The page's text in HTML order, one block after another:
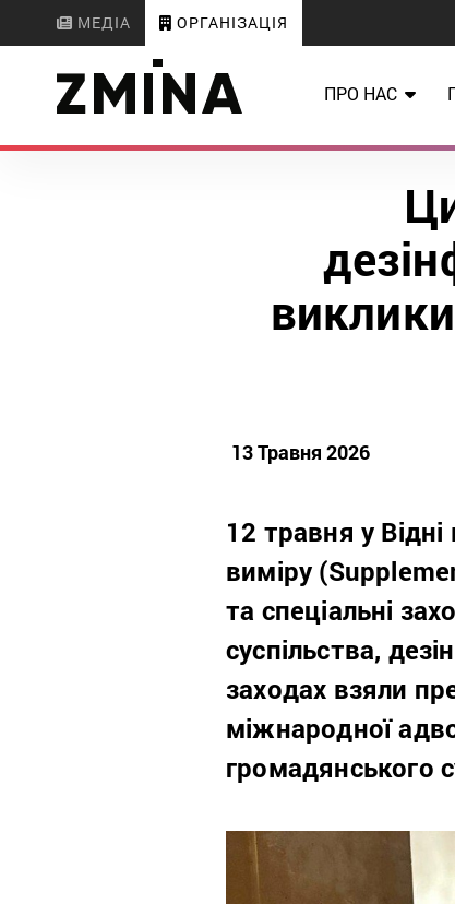
МЕДІА ОРГАНІЗАЦІЯ
ПРО НАС
13 Травня 2026
12 травня у
виміру
та спеціальні
суспільства,
заходах взяли
міжнародної
громадянського